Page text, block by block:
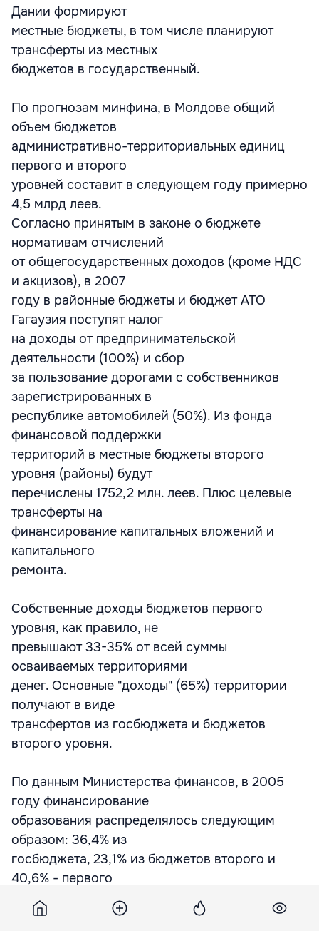
Дании формируют
местные бюджеты, в том числе планируют
трансферты из местных
бюджетов в государственный.
По прогнозам минфина, в Молдове общий
объем бюджетов
административно-территориальных единиц
первого и второго
уровней составит в следующем году примерно
4,5 млрд леев.
Согласно принятым в законе о бюджете
нормативам отчислений
от общегосударственных доходов (кроме НДС
и акцизов), в 2007
году в районные бюджеты и бюджет АТО
Гагаузия поступят налог
на доходы от предпринимательской
деятельности (100%) и сбор
за пользование дорогами с собственников
зарегистрированных в
республике автомобилей (50%). Из фонда
финансовой поддержки
территорий в местные бюджеты второго
уровня (районы) будут
перечислены 1752,2 млн. леев. Плюс целевые
трансферты на
финансирование капитальных вложений и
капитального
ремонта.
Собственные доходы бюджетов первого
уровня, как правило, не
превышают 33-35% от всей суммы
осваиваемых территориями
денег. Основные "доходы" (65%) территории
получают в виде
трансфертов из госбюджета и бюджетов
второго уровня.
По данным Министерства финансов, в 2005
году финансирование
образования распределялось следующим
образом: 36,4% из
госбюджета, 23,1% из бюджетов второго и
40,6% - первого
уровней; культуры, искусства, спорта и
мероприятий для